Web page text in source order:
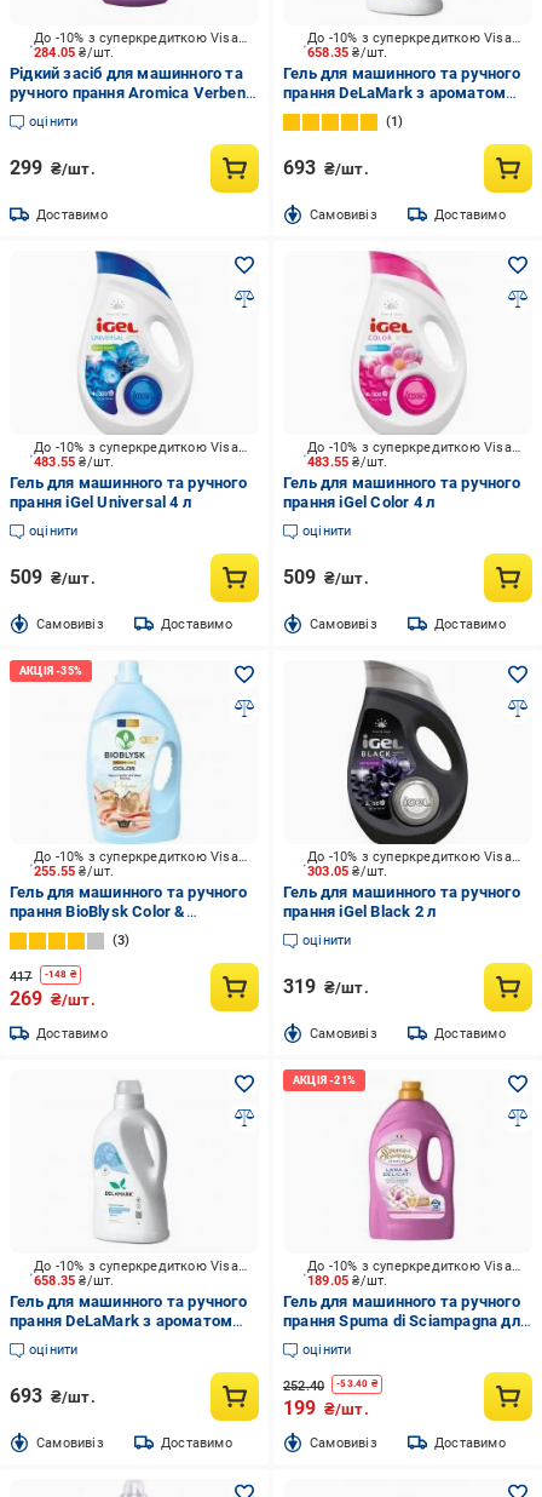
284.05₴/шт.
До -10% з суперкредиткою Visa Вигода
Рідкий засіб для машинного та
ручного прання Aromica Verbena
de Provence 4 л
оцінити
299 ₴/шт.
Доставимо
658.35₴/шт.
До -10% з суперкредиткою Visa Вигода
Гель для машинного та ручного
прання DeLaMark з ароматом
винограду, бергамоту та лимона
2 л
1
693 ₴/шт.
Cамовивіз Доставимо
483.55₴/шт.
До -10% з суперкредиткою Visa Вигода
Гель для машинного та ручного
прання iGel Universal 4 л
оцінити
509 ₴/шт.
Cамовивіз Доставимо
483.55₴/шт.
До -10% з суперкредиткою Visa Вигода
Гель для машинного та ручного
прання iGel Color 4 л
оцінити
509 ₴/шт.
Cамовивіз Доставимо
255.55₴/шт.
До -10% з суперкредиткою Visa Вигода
Гель для машинного та ручного
прання BioBlysk Color &
Ayurvedic Amber Niche Perfume
5 л
3
417 -148 ₴
269 ₴/шт.
Доставимо
303.05₴/шт.
До -10% з суперкредиткою Visa Вигода
Гель для машинного та ручного
прання iGel Black 2 л
оцінити
319 ₴/шт.
Cамовивіз Доставимо
658.35₴/шт.
До -10% з суперкредиткою Visa Вигода
Гель для машинного та ручного
прання DeLaMark з ароматом
амбри, пачулі та маршмелоу 2 л
оцінити
693 ₴/шт.
Cамовивіз Доставимо
189.05₴/шт.
До -10% з суперкредиткою Visa Вигода
Гель для машинного та ручного
прання Spuma di Sciampagna для
кашеміру, вовни та шовку 1,35 л
оцінити
252.40 -53.40 ₴
199 ₴/шт.
Cамовивіз Доставимо